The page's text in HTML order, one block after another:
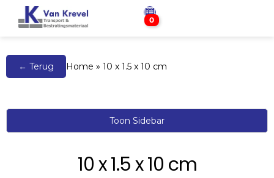
0
← Terug Home » 10 x 1.5 x 10 cm
Toon Sidebar
10 x 1.5 x 10 cm